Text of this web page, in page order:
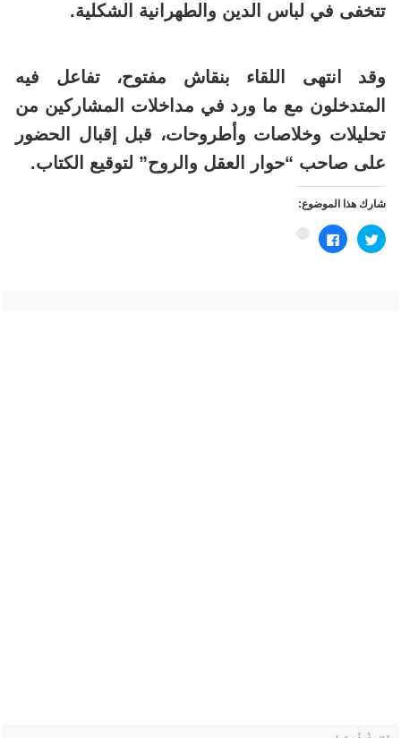
تتخفى في لباس الدين والطهرانية الشكلية.
وقد انتهى اللقاء بنقاش مفتوح، تفاعل فيه
المتدخلون مع ما ورد في مداخلات المشاركين من
تحليلات وخلاصات وأطروحات، قبل إقبال الحضور
على صاحب “حوار العقل والروح” لتوقيع الكتاب.
شارك هذا الموضوع:
اضغط
للمشاركة
على
انقر
للمشاركة
على